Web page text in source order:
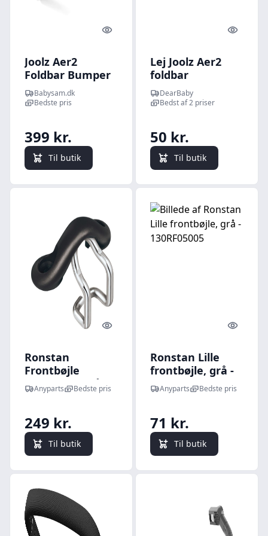
Quick look
Joolz Aer2
Foldbar Bumper
Bar - Black
Carbon
Babysam.dk
Bedste pris
399 kr.
Til butik
Quick
Lej Joolz Aer2
foldbar
frontbøjle til
Rejseklapvogn -
DearBaby
Bedst af 2 priser
50 kr.
Til butik
Quick look
Ronstan
Frontbøjle
mellem RF stål
sort - 130RF05517
Anyparts Bedste pris
249 kr.
Til butik
Quick
Ronstan Lille
frontbøjle, grå -
130RF05005
Anyparts Bedste pris
71 kr.
Til butik